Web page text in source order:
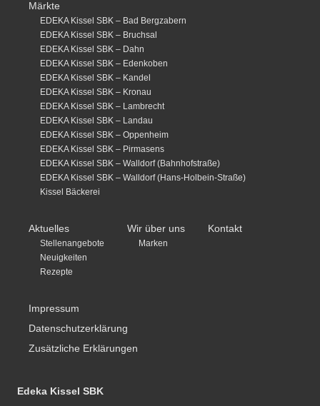
Märkte
EDEKA Kissel SBK – Bad Bergzabern
EDEKA Kissel SBK – Bruchsal
EDEKA Kissel SBK – Dahn
EDEKA Kissel SBK – Edenkoben
EDEKA Kissel SBK – Kandel
EDEKA Kissel SBK – Kronau
EDEKA Kissel SBK – Lambrecht
EDEKA Kissel SBK – Landau
EDEKA Kissel SBK – Oppenheim
EDEKA Kissel SBK – Pirmasens
EDEKA Kissel SBK – Walldorf (Bahnhofstraße)
EDEKA Kissel SBK – Walldorf (Hans-Holbein-Straße)
Kissel Bäckerei
Aktuelles
Stellenangebote
Neuigkeiten
Rezepte
Wir über uns
Marken
Kontakt
Impressum
Datenschutzerklärung
Zusätzliche Erklärungen
Edeka Kissel SBK